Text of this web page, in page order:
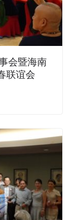
会暨海南
联谊会